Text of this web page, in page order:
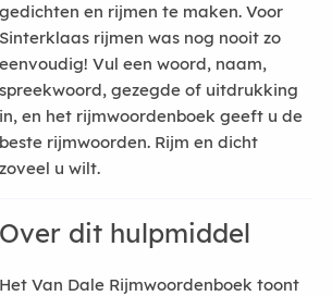
gedichten en rijmen te maken. Voor
Sinterklaas rijmen was nog nooit zo
eenvoudig! Vul een woord, naam,
spreekwoord, gezegde of uitdrukking
in, en het rijmwoordenboek geeft u de
beste rijmwoorden. Rijm en dicht
zoveel u wilt.
Over dit hulpmiddel
Het Van Dale Rijmwoordenboek toont